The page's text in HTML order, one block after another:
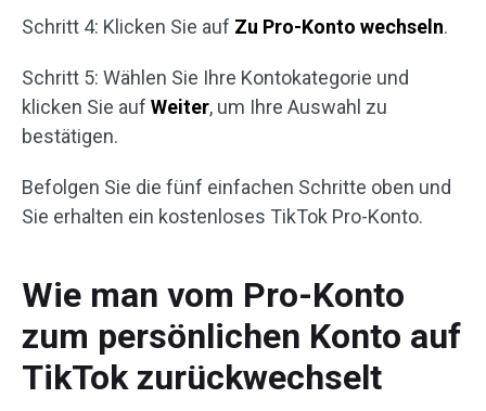
Schritt 4: Klicken Sie auf Zu Pro-Konto wechseln.
Schritt 5: Wählen Sie Ihre Kontokategorie und
klicken Sie auf Weiter, um Ihre Auswahl zu
bestätigen.
Befolgen Sie die fünf einfachen Schritte oben und
Sie erhalten ein kostenloses TikTok Pro-Konto.
Wie man vom Pro-Konto
zum persönlichen Konto auf
TikTok zurückwechselt